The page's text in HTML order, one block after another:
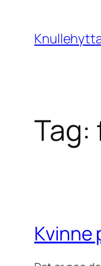
content
Tag:
Kvinne